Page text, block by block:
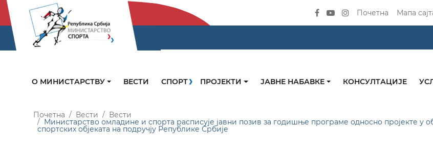
Почетна Мапа
О МИНИСТАРСТВУ ВЕСТИ СПОРТ ПРОЈЕКТИ ЈАВНЕ НАБАВКЕ КОНСУЛТАЦИЈЕ
Почетна Вести Вести
Министарство омладине и спорта расписује јавни позив за годишње програме односно пројекте
спортских објеката на подручју Републике Србије